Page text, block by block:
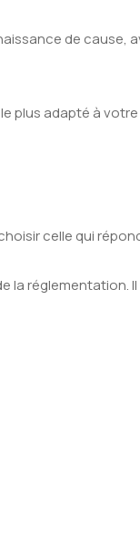
de cause,
plus adapté à
celle qui